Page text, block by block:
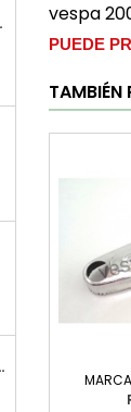
VESPA
vespa
PUEDE
TAMBIÉN